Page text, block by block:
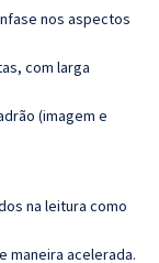
nos aspectos
com larga
(imagem e
na leitura como
maneira acelerada.